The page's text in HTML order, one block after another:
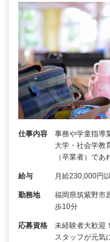
仕事内容
事務や学童指導
大学・社会学教
（卒業者）で
給与 月給230,000円
勤務地
福岡県筑紫野市
歩10分
応募資格
未経験者大歓
スタッフが元気